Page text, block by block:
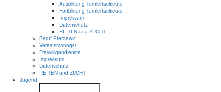
Ausbildung Turnierfachleute
Fortbildung Turnierfachleute
Impressum
Datenschutz
REITEN und ZUCHT
Beruf Pferdewirt
Vereinsmanager
Freiwilligendienste
Impressum
Datenschutz
REITEN und ZUCHT
Jugend